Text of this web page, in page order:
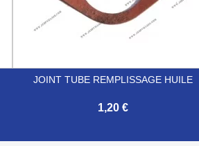
JOINT TUBE REMPLISSAGE HUILE
1,20 €